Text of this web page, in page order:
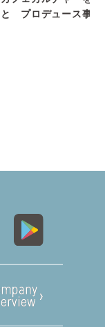
と プロデュース事業